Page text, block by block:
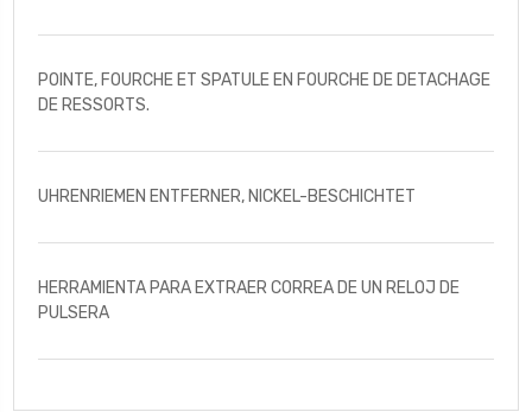
POINTE, FOURCHE ET SPATULE EN FOURCHE DE DETACHAGE
DE RESSORTS.
UHRENRIEMEN ENTFERNER, NICKEL-BESCHICHTET
HERRAMIENTA PARA EXTRAER CORREA DE UN RELOJ DE
PULSERA